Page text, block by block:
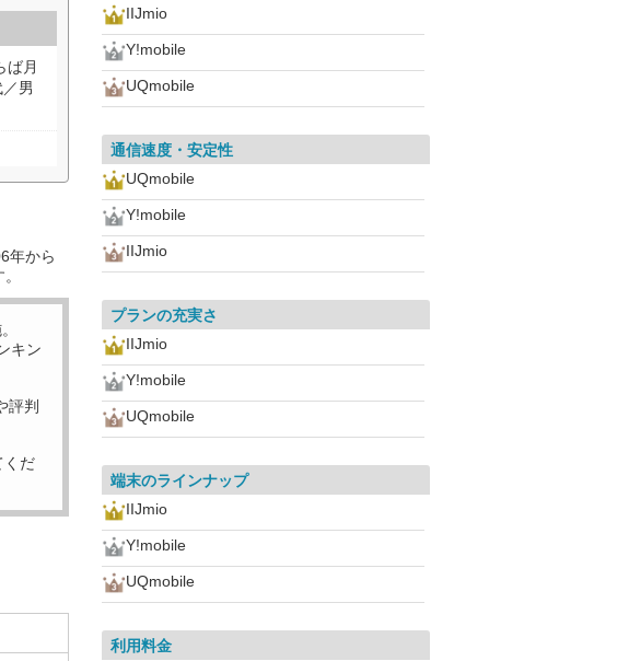
ば月
男
年から
キン
評判
くだ
IIJmio
Y!mobile
UQmobile
通信速度・安定性
UQmobile
Y!mobile
IIJmio
プランの充実さ
IIJmio
Y!mobile
UQmobile
端末のラインナップ
IIJmio
Y!mobile
UQmobile
利用料金